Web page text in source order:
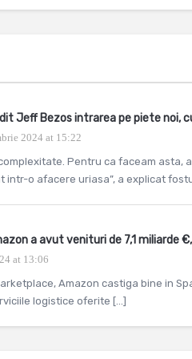
Jeff Bezos intrarea pe piete noi,
2024 at 15:22
Pentru ca faceam asta,
intr-o afacere uriasa”, a explicat
a avut venituri de 7,1 miliarde
at 13:06
Amazon castiga bine in
logistice oferite […]